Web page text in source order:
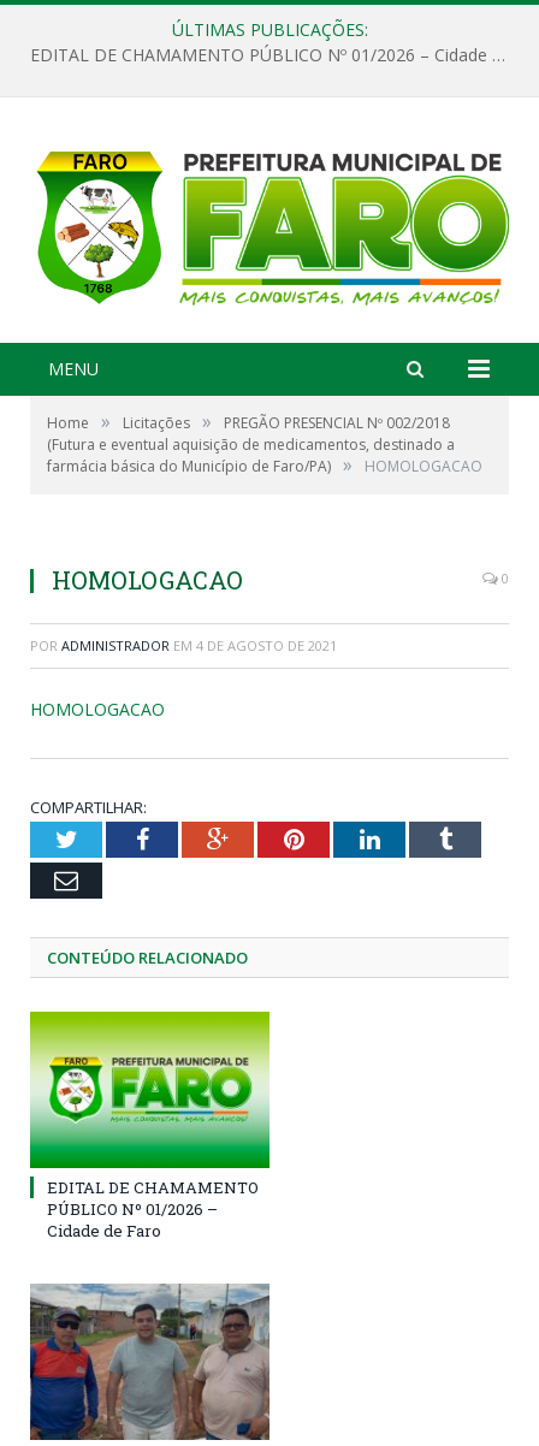
ÚLTIMAS PUBLICAÇÕES:
EDITAL DE CHAMAMENTO PÚBLICO Nº 01/2026 – Cidade de Faro
MENU
Home » Licitações »
PREGÃO PRESENCIAL Nº 002/2018
(Futura e eventual aquisição de medicamentos, destinado a
farmácia básica do Município de Faro/PA) » HOMOLOGACAO
HOMOLOGACAO 0
POR ADMINISTRADOR EM 4 DE AGOSTO DE 2021
HOMOLOGACAO
COMPARTILHAR:
TwitterFacebookGoogle+PinterestLinkedInTumblr
Email
CONTEÚDO RELACIONADO
EDITAL DE CHAMAMENTO
PÚBLICO Nº 01/2026 –
Cidade de Faro